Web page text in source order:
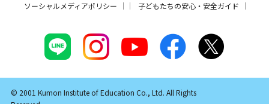
ソーシャルメディアポリシー
子どもたちの安心・安全ガイド
© 2001 Kumon Institute of Education Co., Ltd. All Rights